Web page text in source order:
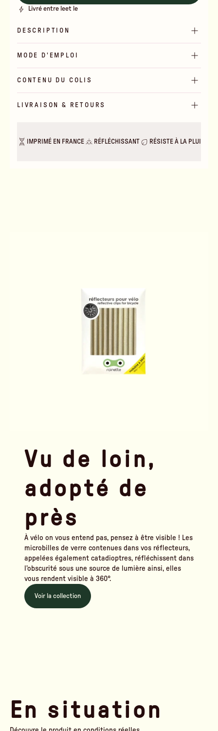
Livré entre leet le
DESCRIPTION
MODE D'EMPLOI
CONTENU DU COLIS
LIVRAISON & RETOURS
IMPRIMÉ EN FRANCE RÉFLÉCHISSANT RÉSISTE À LA PLUIE &
Vu de loin,
adopté de
près
À vélo on vous entend pas, pensez à être visible ! Les
microbilles de verre contenues dans vos réflecteurs,
appelées également catadioptres, réfléchissent dans
l’obscurité sous une source de lumière ainsi, elles
vous rendent visible à 360°.
Voir la collection
En situation